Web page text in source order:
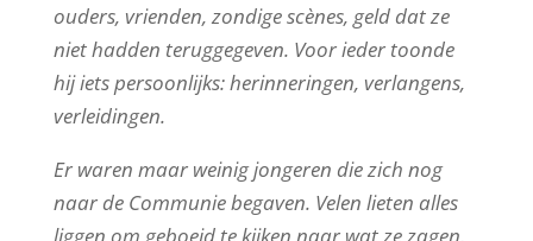
ouders, vrienden, zondige scènes, geld dat ze
niet hadden teruggegeven. Voor ieder toonde
hij iets persoonlijks: herinneringen, verlangens,
verleidingen.
Er waren maar weinig jongeren die zich nog
naar de Communie begaven. Velen lieten alles